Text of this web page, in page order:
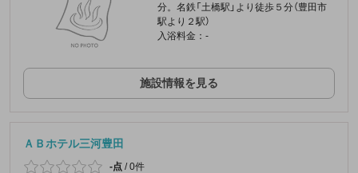
分。名鉄「土橋駅」より徒歩５分（豊田市
駅より２駅）
入浴料金：-
施設情報を見る
ＡＢホテル三河豊田
-点 /0件